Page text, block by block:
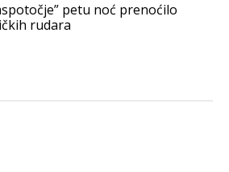
petu noć prenoćilo
rudara